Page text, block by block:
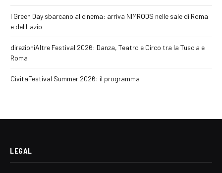
I Green Day sbarcano al cinema: arriva NIMRODS nelle sale di Roma
e del Lazio
direzioniAltre Festival 2026: Danza, Teatro e Circo tra la Tuscia e
Roma
CivitaFestival Summer 2026: il programma
LEGAL